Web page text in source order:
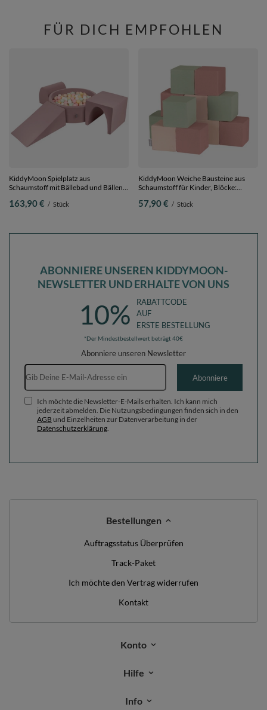
FÜR DICH EMPFOHLEN
KiddyMoon Spielplatz aus
Schaumstoff mit Bällebad und Bällen
erikafarben:pastellbeige/pastellgelb/weiß/minze/puderrosa,
163,90 € / Stück
KiddyMoon Weiche Bausteine aus
Schaumstoff für Kinder, Blöcke:
Stücke
57,90 € / Stück
ABONNIERE UNSEREN KIDDYMOON-
NEWSLETTER UND ERHALTE VON UNS
10%
RABATTCODE
AUF
ERSTE BESTELLUNG
*Der Mindestbestellwert beträgt 40€
Abonniere unseren Newsletter
E-Mail-Adresse
Abonniere
Ich möchte die Newsletter-E-Mails erhalten. Ich kann mich
jederzeit abmelden. Die Nutzungsbedingungen finden sich in den
AGB und Einzelheiten zur Datenverarbeitung in der
Datenschutzerklärung
Bestellungen
Auftragsstatus Überprüfen
Track-Paket
Ich möchte den Vertrag widerrufen
Kontakt
Konto
Hilfe
Info